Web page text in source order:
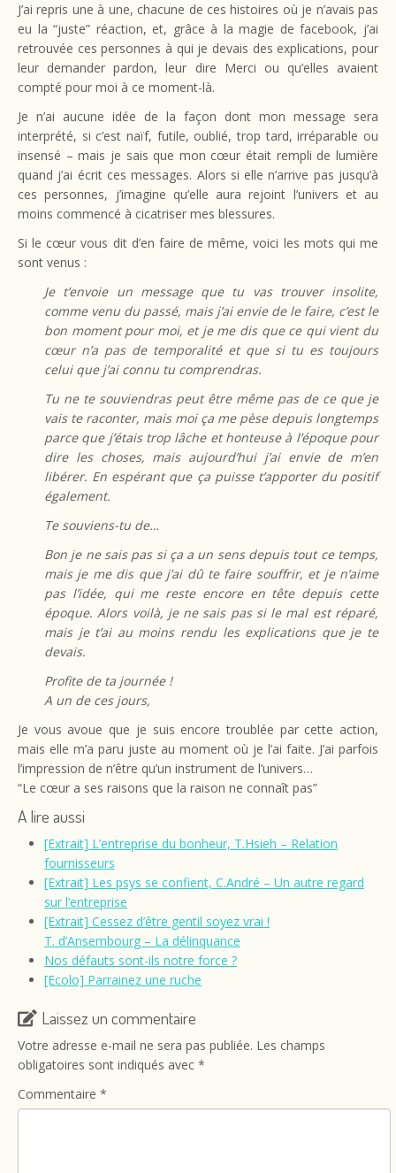
J’ai repris une à une, chacune de ces histoires où je n’avais pas
eu la “juste” réaction, et, grâce à la magie de facebook, j’ai
retrouvée ces personnes à qui je devais des explications, pour
leur demander pardon, leur dire Merci ou qu’elles avaient
compté pour moi à ce moment-là.
Je n’ai aucune idée de la façon dont mon message sera
interprété, si c’est naïf, futile, oublié, trop tard, irréparable ou
insensé – mais je sais que mon cœur était rempli de lumière
quand j’ai écrit ces messages. Alors si elle n’arrive pas jusqu’à
ces personnes, j’imagine qu’elle aura rejoint l’univers et au
moins commencé à cicatriser mes blessures.
Si le cœur vous dit d’en faire de même, voici les mots qui me
sont venus :
Je t’envoie un message que tu vas trouver insolite,
comme venu du passé, mais j’ai envie de le faire, c’est le
bon moment pour moi, et je me dis que ce qui vient du
cœur n’a pas de temporalité et que si tu es toujours
celui que j’ai connu tu comprendras.
Tu ne te souviendras peut être même pas de ce que je
vais te raconter, mais moi ça me pèse depuis longtemps
parce que j’étais trop lâche et honteuse à l’époque pour
dire les choses, mais aujourd’hui j’ai envie de m’en
libérer. En espérant que ça puisse t’apporter du positif
également.
Te souviens-tu de…
Bon je ne sais pas si ça a un sens depuis tout ce temps,
mais je me dis que j’ai dû te faire souffrir, et je n’aime
pas l’idée, qui me reste encore en tête depuis cette
époque. Alors voilà, je ne sais pas si le mal est réparé,
mais je t’ai au moins rendu les explications que je te
devais.
Profite de ta journée !
A un de ces jours,
Je vous avoue que je suis encore troublée par cette action,
mais elle m’a paru juste au moment où je l’ai faite. J’ai parfois
l’impression de n’être qu’un instrument de l’univers…
“Le cœur a ses raisons que la raison ne connaît pas”
A lire aussi
[Extrait] L’entreprise du bonheur, T.Hsieh – Relation
fournisseurs
[Extrait] Les psys se confient, C.André – Un autre regard
sur l’entreprise
[Extrait] Cessez d’être gentil soyez vrai !
T. d’Ansembourg – La délinquance
Nos défauts sont-ils notre force ?
[Ecolo] Parrainez une ruche
Laissez un commentaire
Votre adresse e-mail ne sera pas publiée. Les champs
obligatoires sont indiqués avec *
Commentaire *